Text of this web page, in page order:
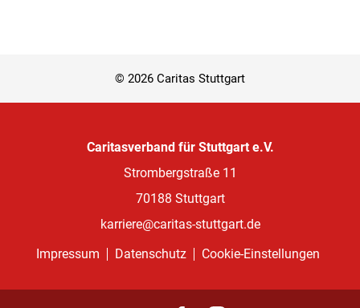
© 2026 Caritas Stuttgart
Caritasverband für Stuttgart e.V.
Strombergstraße 11
70188 Stuttgart
karriere@caritas-stuttgart.de
Impressum
Datenschutz Cookie-Einstellungen